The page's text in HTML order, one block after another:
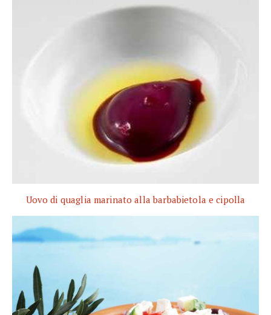
Uovo di quaglia marinato alla barbabietola e cipolla